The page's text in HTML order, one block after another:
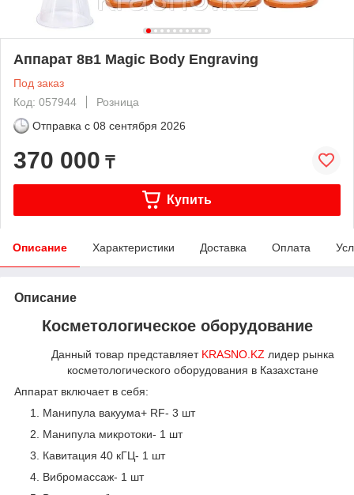
Аппарат 8в1 Magic Body Engraving
Под заказ
Код: 057944
Розница
Отправка с 08 сентября 2026
370 000 ₸
Купить
Описание Характеристики Доставка Оплата
Описание
Косметологическое оборудование
Данный товар представляет KRASNO.KZ лидер рынка
косметологического оборудования в Казахстане
Аппарат включает в себя:
Манипула вакуума+ RF- 3 шт
Манипула микротоки- 1 шт
Кавитация 40 кГЦ- 1 шт
Вибромассаж- 1 шт